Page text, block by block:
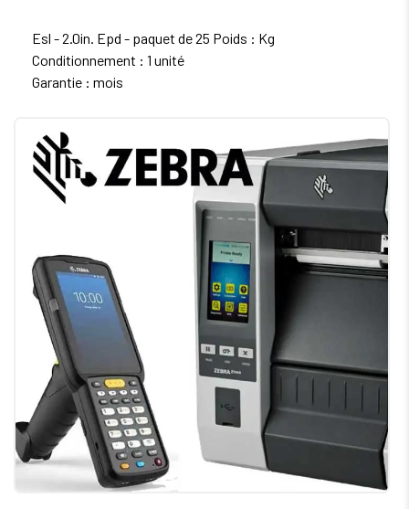
Esl - 2.0in. Epd - paquet de 25 Poids : Kg
Conditionnement : 1 unité
Garantie : mois